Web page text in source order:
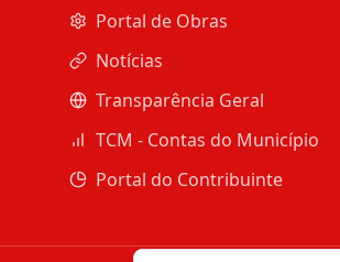
Portal de Obras
Notícias
Transparência Geral
TCM - Contas do Município
Portal do Contribuinte